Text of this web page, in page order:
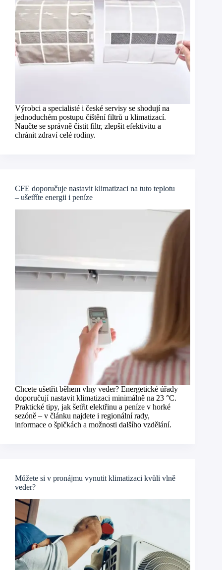
Výrobci a specialisté i české servisy se shodují na
jednoduchém postupu čištění filtrů u klimatizací.
Naučte se správně čistit filtr, zlepšit efektivitu a
chránit zdraví celé rodiny.
CFE doporučuje nastavit klimatizaci na tuto teplotu
– ušetříte energii i peníze
Chcete ušetřit během vlny veder? Energetické úřady
doporučují nastavit klimatizaci minimálně na 23 °C.
Praktické tipy, jak šetřit elektřinu a peníze v horké
sezóně – v článku najdete i regionální rady,
informace o špičkách a možnosti dalšího vzdělání.
Můžete si v pronájmu vynutit klimatizaci kvůli vlně
veder?